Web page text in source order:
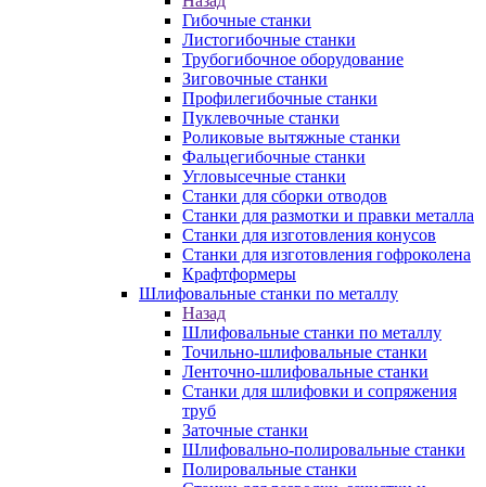
Гибочные станки
Листогибочные станки
Трубогибочное оборудование
Зиговочные станки
Профилегибочные станки
Пуклевочные станки
Роликовые вытяжные станки
Фальцегибочные станки
Угловысечные станки
Станки для сборки отводов
Станки для размотки и правки металла
Станки для изготовления конусов
Станки для изготовления гофроколена
Крафтформеры
Шлифовальные станки по металлу
Назад
Шлифовальные станки по металлу
Точильно-шлифовальные станки
Ленточно-шлифовальные станки
Станки для шлифовки и сопряжения
труб
Заточные станки
Шлифовально-полировальные станки
Полировальные станки